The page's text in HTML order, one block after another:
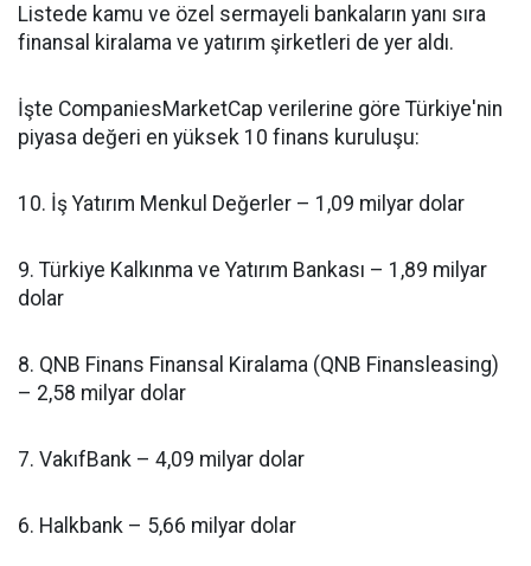
Listede kamu ve özel sermayeli bankaların yanı sıra
finansal kiralama ve yatırım şirketleri de yer aldı.
İşte CompaniesMarketCap verilerine göre Türkiye'nin
piyasa değeri en yüksek 10 finans kuruluşu:
10. İş Yatırım Menkul Değerler – 1,09 milyar dolar
9. Türkiye Kalkınma ve Yatırım Bankası – 1,89 milyar
dolar
8. QNB Finans Finansal Kiralama (QNB Finansleasing)
– 2,58 milyar dolar
7. VakıfBank – 4,09 milyar dolar
6. Halkbank – 5,66 milyar dolar